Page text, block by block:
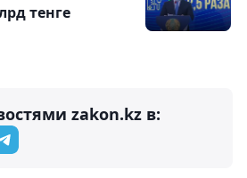
тенге
zakon.kz в: